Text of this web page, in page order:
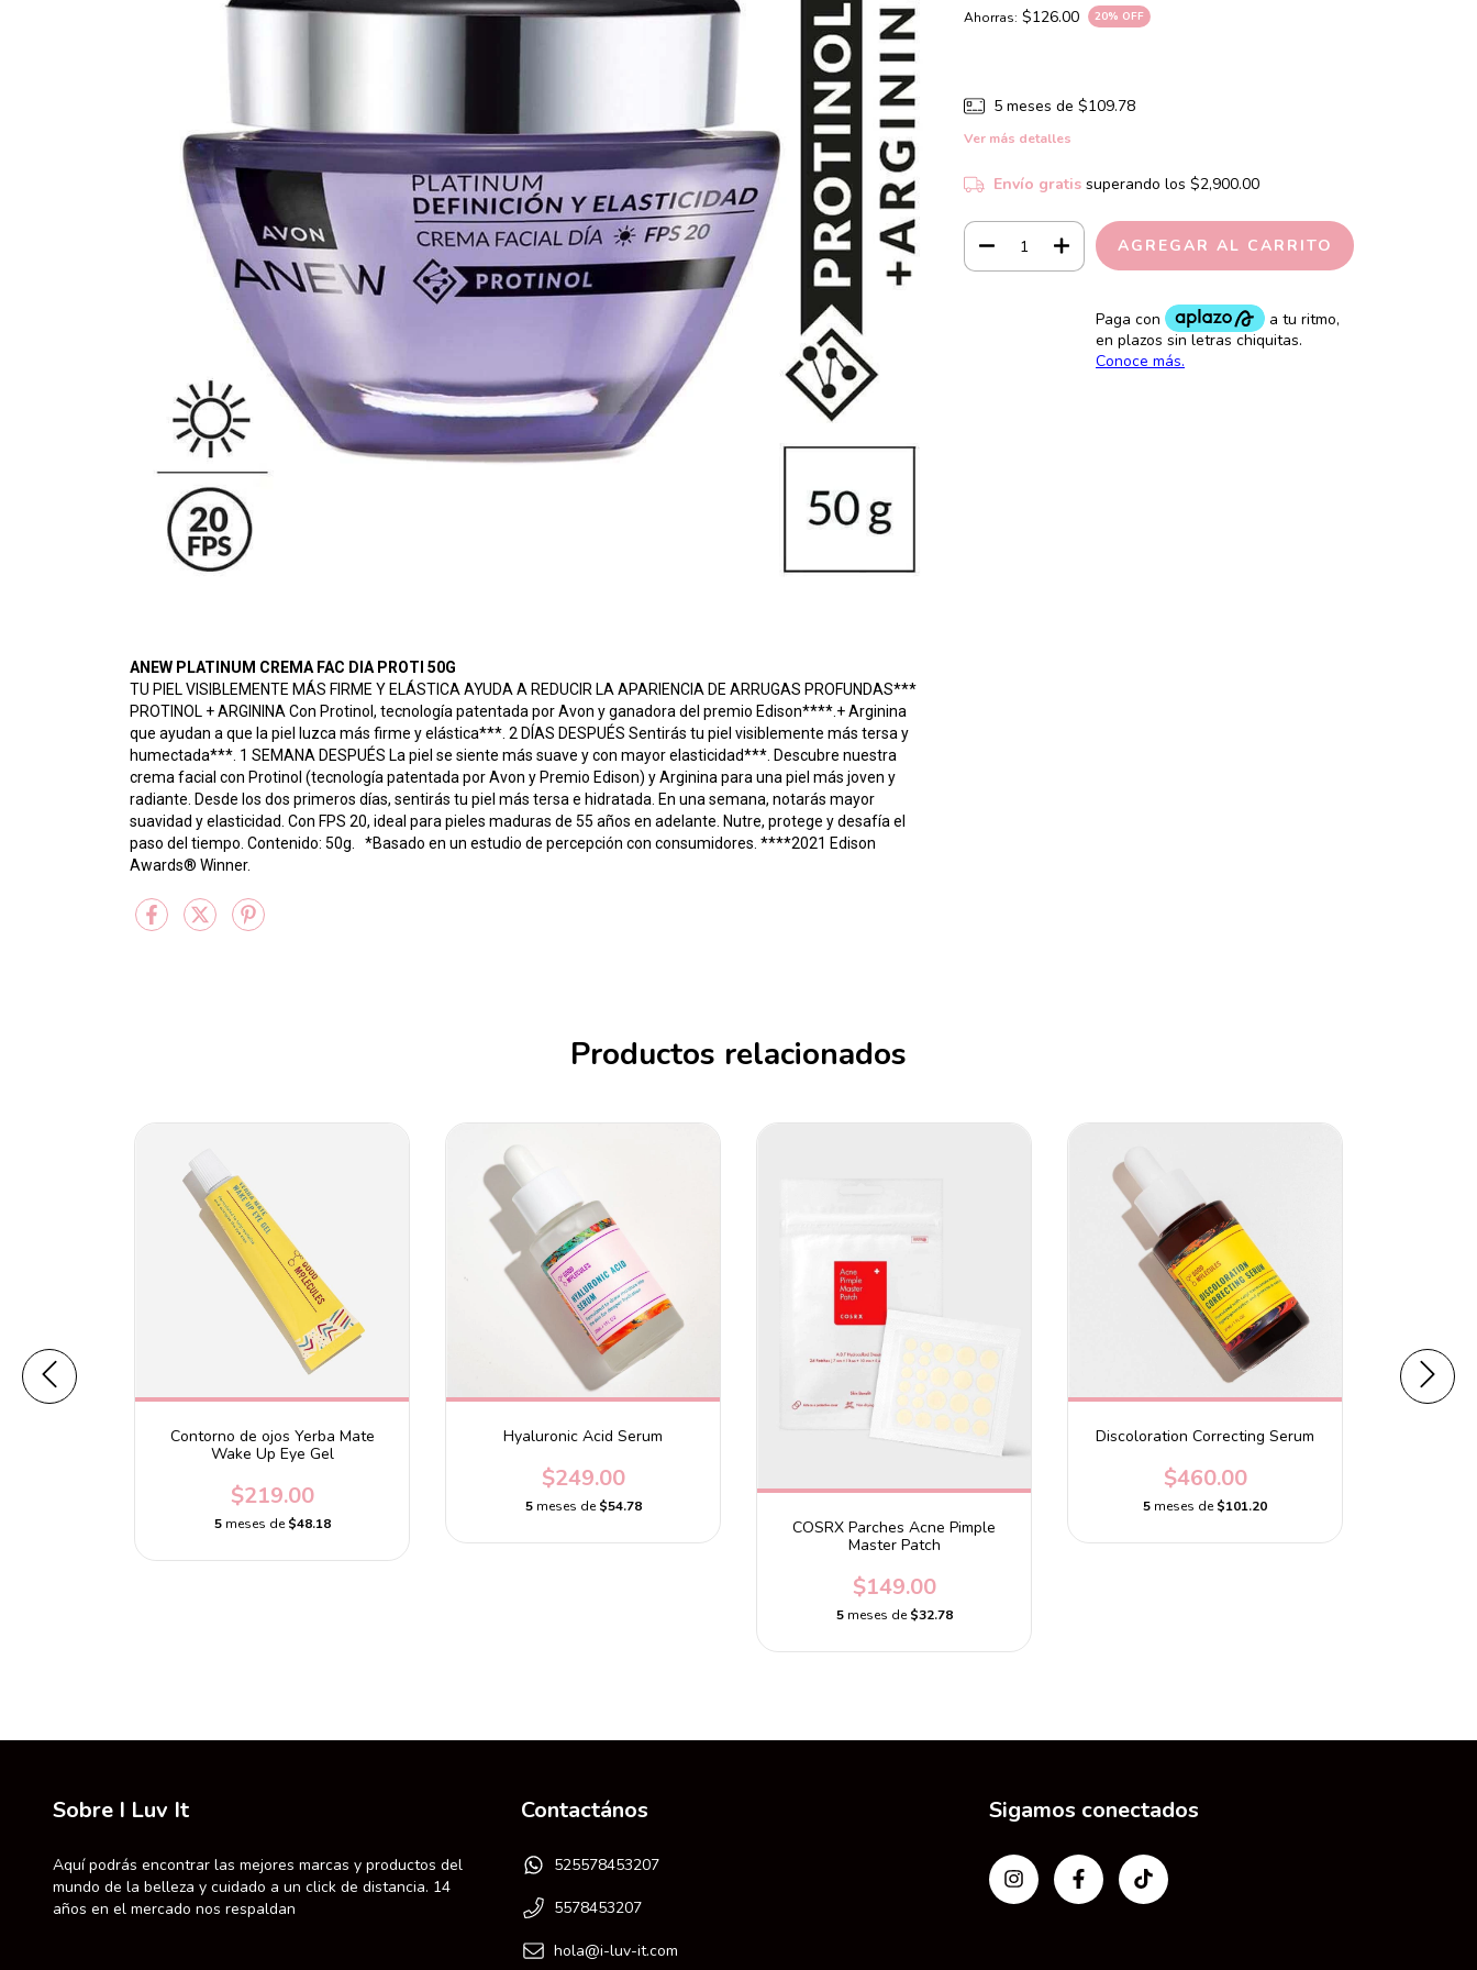
ANEW PLATINUM CREMA FAC DIA PROTI 50G
TU PIEL VISIBLEMENTE MÁS FIRME Y ELÁSTICA AYUDA A REDUCIR LA APARIENCIA DE ARRUGAS PROFUNDAS***
PROTINOL + ARGININA Con Protinol, tecnología patentada por Avon y ganadora del premio Edison****.+ Arginina
que ayudan a que la piel luzca más firme y elástica***. 2 DÍAS DESPUÉS Sentirás tu piel visiblemente más tersa y
humectada***. 1 SEMANA DESPUÉS La piel se siente más suave y con mayor elasticidad***. Descubre nuestra
crema facial con Protinol (tecnología patentada por Avon y Premio Edison) y Arginina para una piel más joven y
radiante. Desde los dos primeros días, sentirás tu piel más tersa e hidratada. En una semana, notarás mayor
suavidad y elasticidad. Con FPS 20, ideal para pieles maduras de 55 años en adelante. Nutre, protege y desafía el
paso del tiempo. Contenido: 50g. *Basado en un estudio de percepción con consumidores. ****2021 Edison
Awards® Winner.
Ahorras: $126.00 20% OFF
5 meses de $109.78
Ver más detalles
Envío gratis superando los $2,900.00
Productos relacionados
Contorno de ojos Yerba Mate
Wake Up Eye Gel
$219.00
5 meses de$48.18
Hyaluronic Acid Serum
$249.00
5 meses de$54.78
COSRX Parches Acne Pimple
Master Patch
$149.00
5 meses de$32.78
Discoloration Correcting Serum
$460.00
5 meses de$101.20
Sobre I Luv It
Aquí podrás encontrar las mejores marcas y productos del
mundo de la belleza y cuidado a un click de distancia. 14
años en el mercado nos respaldan
Contactános
525578453207
5578453207
hola@i-luv-it.com
Sigamos conectados